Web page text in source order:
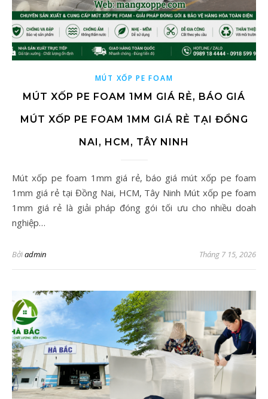
MÚT XỐP PE FOAM
MÚT XỐP PE FOAM 1MM GIÁ RẺ, BÁO GIÁ
MÚT XỐP PE FOAM 1MM GIÁ RẺ TẠI ĐỒNG
NAI, HCM, TÂY NINH
Mút xốp pe foam 1mm giá rẻ, báo giá mút xốp pe foam
1mm giá rẻ tại Đồng Nai, HCM, Tây Ninh Mút xốp pe foam
1mm giá rẻ là giải pháp đóng gói tối ưu cho nhiều doah
nghiệp…
Bởiadmin Tháng 7 15, 2026